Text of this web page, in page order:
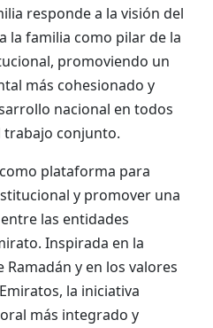
responde a la visión del
la familia como pilar de la
promoviendo un
más cohesionado y
nacional en todos
trabajo conjunto.
plataforma para
y promover una
las entidades
Inspirada en la
y en los valores
la iniciativa
más integrado y